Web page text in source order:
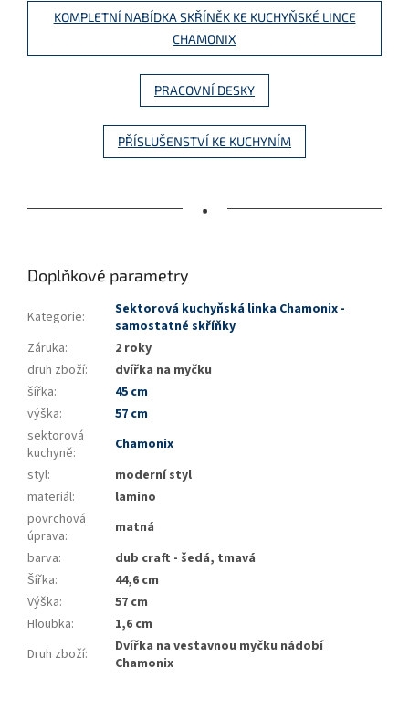
KOMPLETNÍ NABÍDKA SKŘÍNĚK KE KUCHYŇSKÉ LINCE
CHAMONIX
PRACOVNÍ DESKY
PŘÍSLUŠENSTVÍ KE KUCHYNÍM
•
Doplňkové parametry
Kategorie:
Sektorová kuchyňská linka Chamonix -
samostatné skříňky
Záruka:
2 roky
druh zboží:
dvířka na myčku
šířka:
45 cm
výška:
57 cm
sektorová
kuchyně:
Chamonix
styl:
moderní styl
materiál:
lamino
povrchová
úprava:
matná
barva:
dub craft - šedá, tmavá
Šířka:
44,6 cm
Výška:
57 cm
Hloubka:
1,6 cm
Druh zboží:
Dvířka na vestavnou myčku nádobí
Chamonix